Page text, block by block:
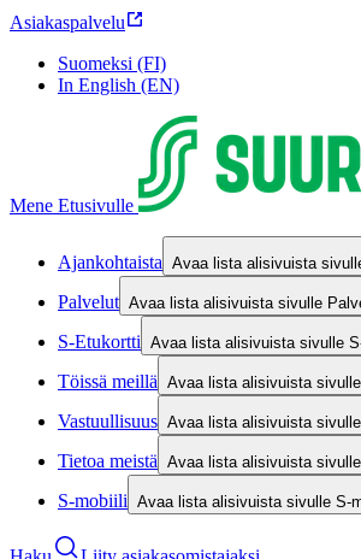
Asiakaspalvelu
Suomeksi (FI)
In English (EN)
Mene Etusivulle
Ajankohtaista Avaa lista alisivuista
Palvelut Avaa lista alisivuista sivulle
S-Etukortti Avaa lista alisivuista sivulle
Töissä meillä Avaa lista alisivuista
Vastuullisuus Avaa lista alisivuista
Tietoa meistä Avaa lista alisivuista
S-mobiili Avaa lista alisivuista sivulle S-